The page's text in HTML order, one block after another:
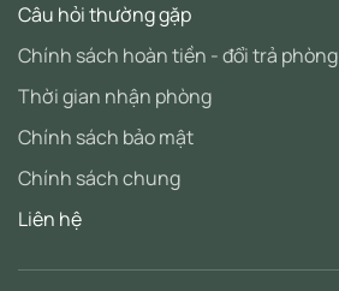
Câu hỏi thường gặp
Chính sách hoàn tiền - đổi trả phòng
Thời gian nhận phòng
Chính sách bảo mật
Chính sách chung
Liên hệ